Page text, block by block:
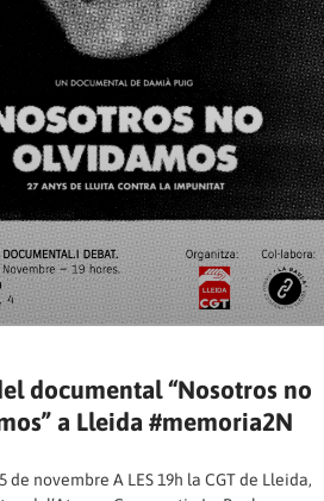
documental “Nosotros no
a Lleida #memoria2N
de novembre A LES 19h la CGT de Lleida,